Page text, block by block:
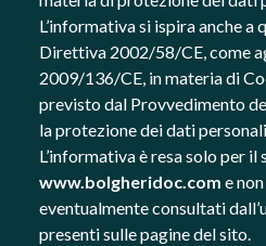
L’informativa si ispira anche
Direttiva 2002/58/CE, come
2009/136/CE, in materia di
previsto dal Provvedimento
la protezione dei dati
L’informativa è resa solo per il
www.bolgheridoc.com e
eventualmente consultati
presenti sulle pagine del sito.